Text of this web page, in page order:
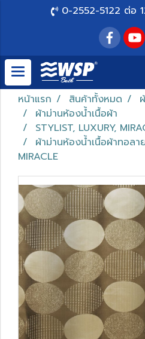
0-2552-5122 ต่อ
หน้าแรก สินค้าทั้งหมด
ผ้าม่านห้องน้ำเนื้อผ้า
STYLIST, LUXURY,
ผ้าม่านห้องน้ำเนื้อผ้าทอล
MIRACLE